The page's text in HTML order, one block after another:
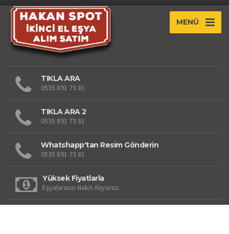
MENÜ
TIKLA ARA
0535 891 73 81
TIKLA ARA 2
0535 891 73 81
Whatshapp'tan Resim Gönderin
0535 891 73 81
Yüksek Fiyatlarla
Eşyalarınızı Nakit Alıyoruz.